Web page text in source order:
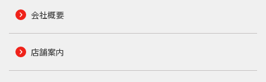
会社概要
店舗案内